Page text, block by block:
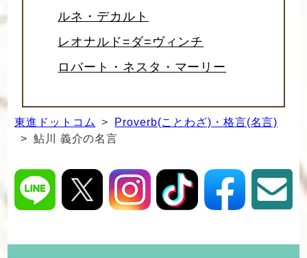
ルネ・デカルト
レオナルド=ダ=ヴィンチ
ロバート・ネスタ・マーリー
東進ドットコム >
Proverb(ことわざ)・格言(名言)
> 鮎川 義介の名言